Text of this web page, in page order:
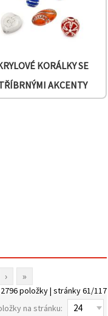
KORÁLKY SE
AKCENTY
› »
2796 položky | stránky 61/117
na stránku: